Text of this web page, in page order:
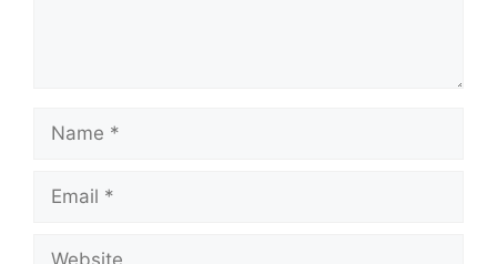
Name
Email
Website